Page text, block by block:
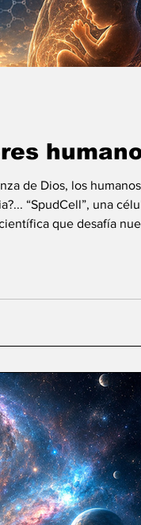
de Dios, los humanos
“SpudCell”, una
que desafía